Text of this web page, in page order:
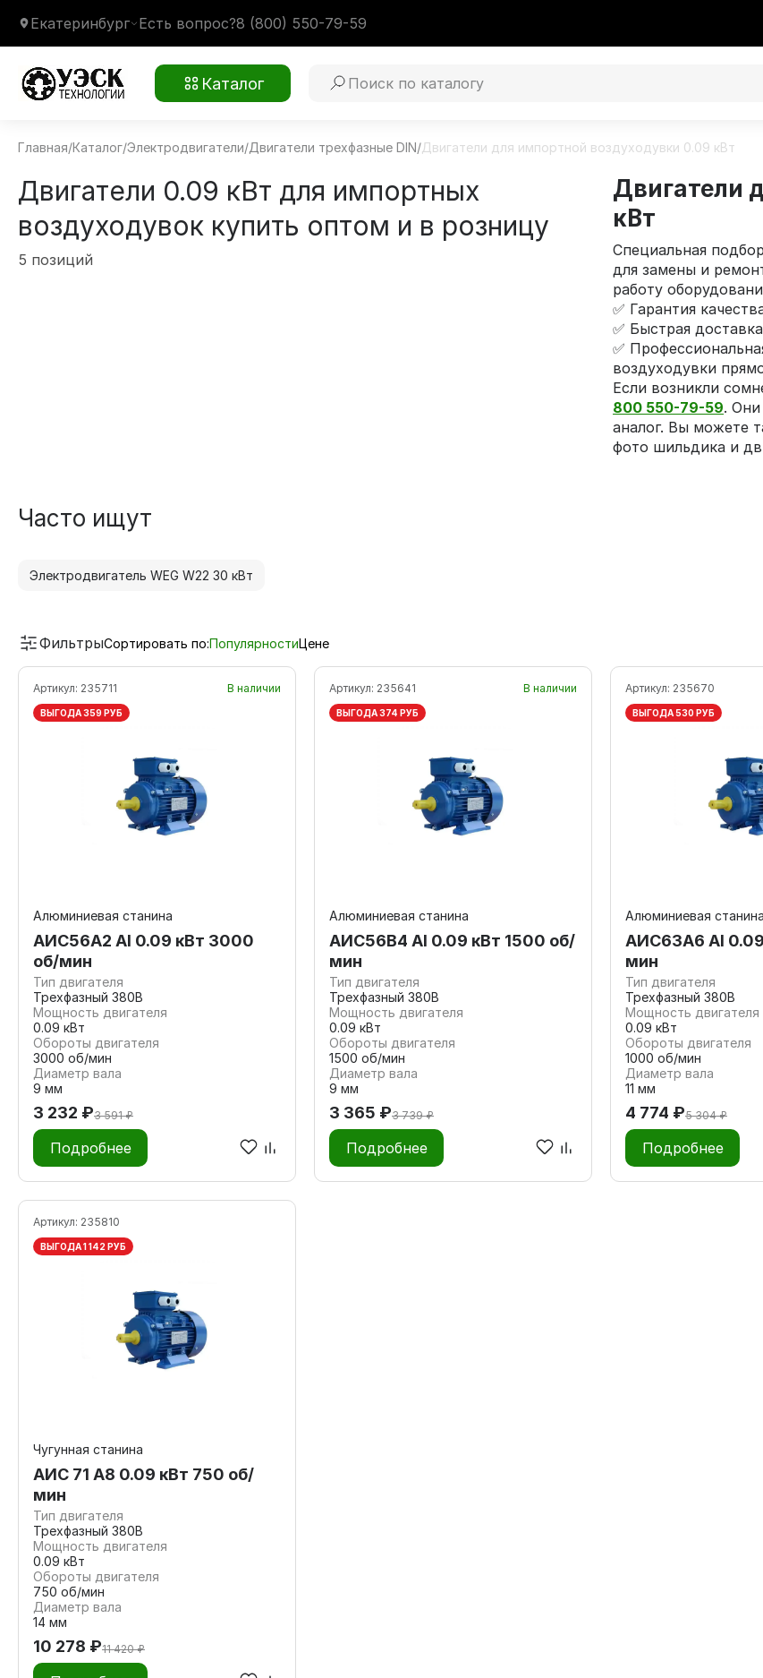
Екатеринбург Есть вопрос?8 (800) 550-79-59
Каталог
Главная/Каталог/Электродвигатели/Двигатели трехфазные DIN/Двигатели для импортной воздуходувки 0.09 кВт
Двигатели 0.09 кВт для импортных
воздуходувок купить оптом и в розницу
5 позиций
Двигатели
кВт
Специальная
для замены и
работу
✅ Гарантия
✅ Быстрая
✅
воздуходувки
Если возникли
800 550-79-59.
аналог. Вы можете
фото шильдика и
Часто ищут
Электродвигатель WEG W22 30 кВт
ФильтрыСортировать по:ПопулярностиЦене
Артикул: 235711 В наличии
ВЫГОДА 359 РУБ
Алюминиевая станина
АИС56А2 Al 0.09 кВт 3000
об/мин
Тип двигателя
Трехфазный 380В
Мощность двигателя
0.09 кВт
Обороты двигателя
3000 об/мин
Диаметр вала
9 мм
3 232 ₽3 591 ₽
Подробнее
Артикул: 235641 В наличии
ВЫГОДА 374 РУБ
Алюминиевая станина
АИС56В4 Al 0.09 кВт 1500 об/
мин
Тип двигателя
Трехфазный 380В
Мощность двигателя
0.09 кВт
Обороты двигателя
1500 об/мин
Диаметр вала
9 мм
3 365 ₽3 739 ₽
Подробнее
Артикул: 235670
ВЫГОДА 530 РУБ
Алюминиевая станина
АИС63А6 Al
мин
Тип двигателя
Трехфазный 380В
Мощность двигателя
0.09 кВт
Обороты двигателя
1000 об/мин
Диаметр вала
11 мм
4 774 ₽5 304 ₽
Подробнее
Артикул: 235810
ВЫГОДА 1 142 РУБ
Чугунная станина
АИС 71 А8 0.09 кВт 750 об/
мин
Тип двигателя
Трехфазный 380В
Мощность двигателя
0.09 кВт
Обороты двигателя
750 об/мин
Диаметр вала
14 мм
10 278 ₽11 420 ₽